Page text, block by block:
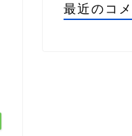
最近のコ